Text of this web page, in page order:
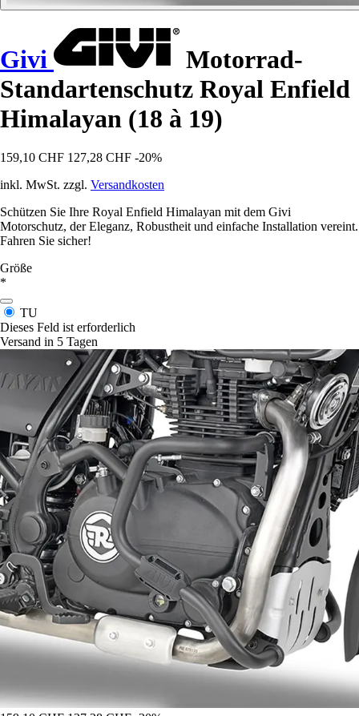
Givi
Motorrad-
Standartenschutz Royal Enfield
Himalayan (18 à 19)
159,10 CHF 127,28 CHF -20%
inkl. MwSt. zzgl. Versandkosten
Schützen Sie Ihre Royal Enfield Himalayan mit dem Givi
Motorschutz, der Eleganz, Robustheit und einfache Installation vereint.
Fahren Sie sicher!
Größe
*
TU
Dieses Feld ist erforderlich
Versand in 5 Tagen